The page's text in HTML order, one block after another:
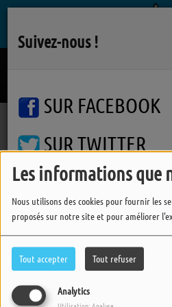
Les informations que
Nous utilisons des cookies pour fournir les
proposés sur notre site et pour améliorer
Tout accepter Tout refuser
Analytics
Pages Infos Neptune FM
Infos Neptune
Historique de l'association
Suivez-nous !
SUR FACEBOOK
SUR TWITTER
SUR INSTAGRAM